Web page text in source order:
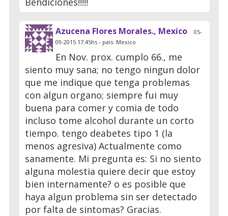
Azucena Flores Morales., Mexico 05-
09-2015 17:45hs - país: Mexico
En Nov. prox. cumplo 66., me
siento muy sana; no tengo ningun dolor
que me indique que tenga problemas
con algun organo; siempre fui muy
buena para comer y comia de todo
incluso tome alcohol durante un corto
tiempo. tengo deabetes tipo 1 (la
menos agresiva) Actualmente como
sanamente. Mi pregunta es: Si no siento
alguna molestia quiere decir que estoy
bien internamente? o es posible que
haya algun problema sin ser detectado
por falta de sintomas? Gracias.